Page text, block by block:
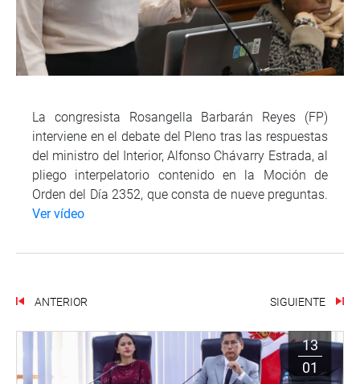
La congresista Rosangella Barbarán Reyes (FP)
interviene en el debate del Pleno tras las respuestas
del ministro del Interior, Alfonso Chávarry Estrada, al
pliego interpelatorio contenido en la Moción de
Orden del Día 2352, que consta de nueve preguntas.
Ver vídeo
ANTERIOR SIGUIENTE
13
01